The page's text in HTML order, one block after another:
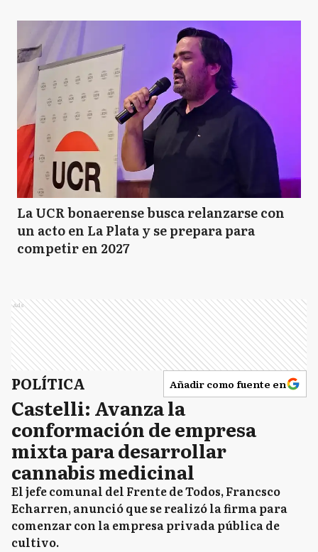
La UCR bonaerense busca relanzarse con
un acto en La Plata y se prepara para
competir en 2027
Ads
POLÍTICA Añadir como fuente en
Castelli: Avanza la
conformación de empresa
mixta para desarrollar
cannabis medicinal
El jefe comunal del Frente de Todos, Francsco
Echarren, anunció que se realizó la firma para
comenzar con la empresa privada pública de
cultivo.